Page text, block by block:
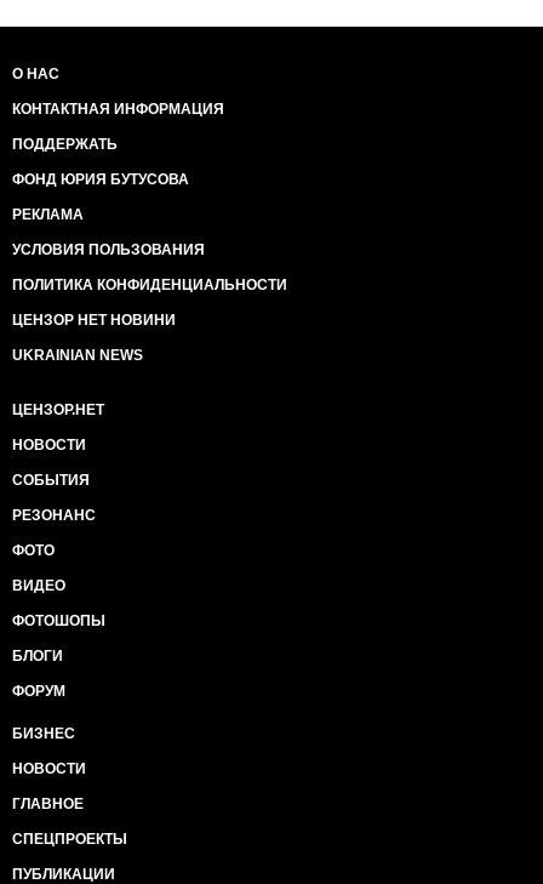
О НАС
КОНТАКТНАЯ ИНФОРМАЦИЯ
ПОДДЕРЖАТЬ
ФОНД ЮРИЯ БУТУСОВА
РЕКЛАМА
УСЛОВИЯ ПОЛЬЗОВАНИЯ
ПОЛИТИКА КОНФИДЕНЦИАЛЬНОСТИ
ЦЕНЗОР НЕТ НОВИНИ
UKRAINIAN NEWS
ЦЕНЗОР.НЕТ
НОВОСТИ
СОБЫТИЯ
РЕЗОНАНС
ФОТО
ВИДЕО
ФОТОШОПЫ
БЛОГИ
ФОРУМ
БИЗНЕС
НОВОСТИ
ГЛАВНОЕ
СПЕЦПРОЕКТЫ
ПУБЛИКАЦИИ